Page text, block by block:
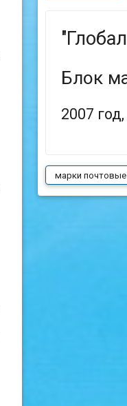
Блок
2007
марки почтовые